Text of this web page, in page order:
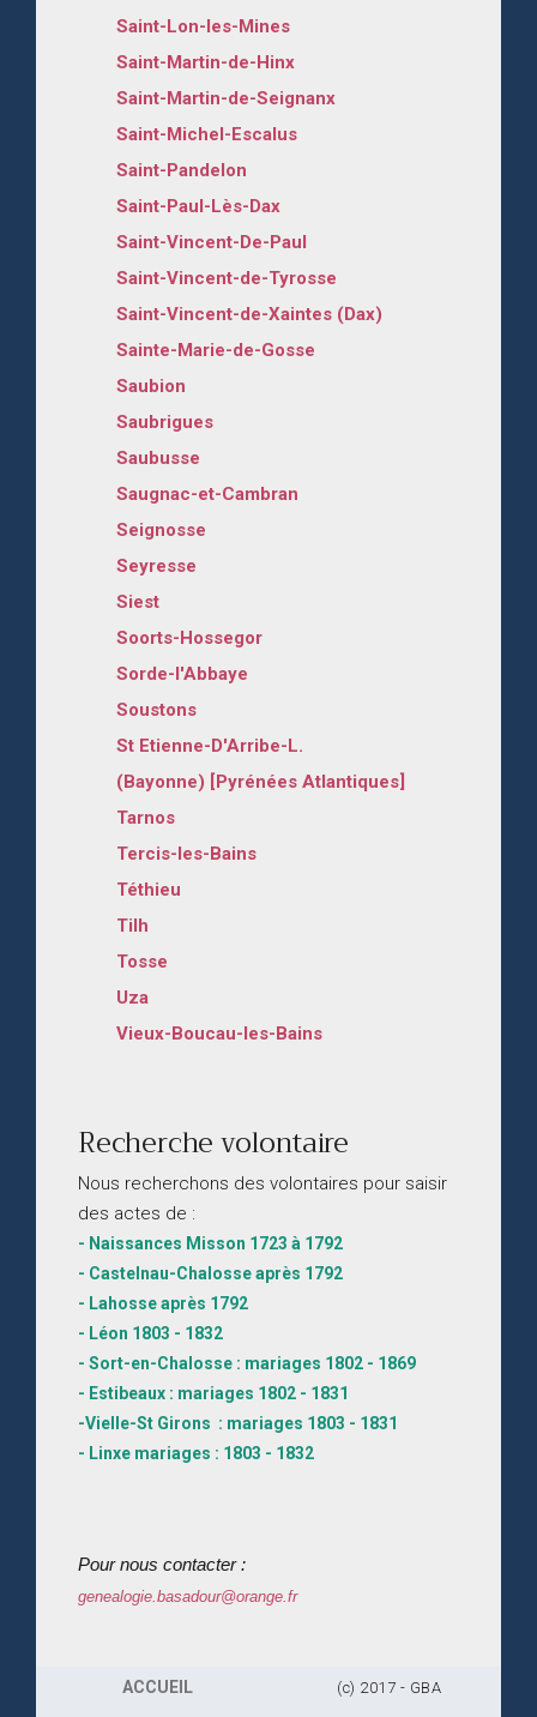
Saint-Lon-les-Mines
Saint-Martin-de-Hinx
Saint-Martin-de-Seignanx
Saint-Michel-Escalus
Saint-Pandelon
Saint-Paul-Lès-Dax
Saint-Vincent-De-Paul
Saint-Vincent-de-Tyrosse
Saint-Vincent-de-Xaintes (Dax)
Sainte-Marie-de-Gosse
Saubion
Saubrigues
Saubusse
Saugnac-et-Cambran
Seignosse
Seyresse
Siest
Soorts-Hossegor
Sorde-l'Abbaye
Soustons
St Etienne-D'Arribe-L.
(Bayonne) [Pyrénées Atlantiques]
Tarnos
Tercis-les-Bains
Téthieu
Tilh
Tosse
Uza
Vieux-Boucau-les-Bains
Recherche volontaire
Nous recherchons des volontaires pour saisir
des actes de :
- Naissances Misson 1723 à 1792
- Castelnau-Chalosse après 1792
- Lahosse après 1792
- Léon 1803 - 1832
- Sort-en-Chalosse : mariages 1802 - 1869
- Estibeaux : mariages 1802 - 1831
-Vielle-St Girons : mariages 1803 - 1831
- Linxe mariages : 1803 - 1832
Pour nous contacter :
genealogie.basadour@orange.fr
ACCUEIL (c) 2017 - GBA